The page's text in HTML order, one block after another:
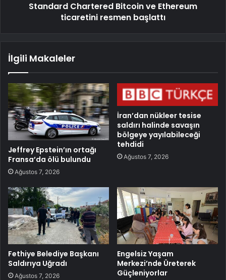
Standard Chartered Bitcoin ve Ethereum
ticaretini resmen başlattı
İlgili Makaleler
Jeffrey Epstein’ın ortağı
Fransa’da ölü bulundu
Ağustos 7, 2026
İran’dan nükleer tesise
saldırı halinde savaşın
bölgeye yayılabileceği
tehdidi
Ağustos 7, 2026
Fethiye Belediye Başkanı
Saldırıya Uğradı
Ağustos 7, 2026
Engelsiz Yaşam
Merkezi’nde Üreterek
Güçleniyorlar